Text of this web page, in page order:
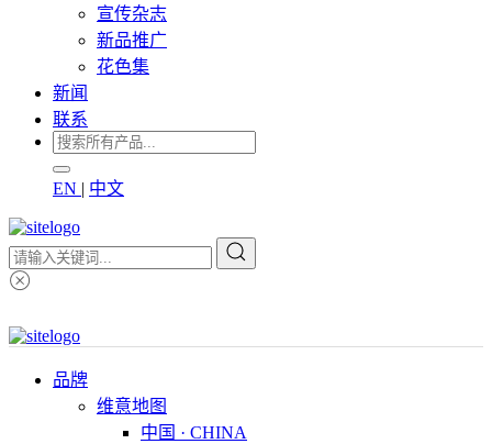
宣传杂志
新品推广
花色集
新闻
联系
EN | 中文
品牌
维意地图
中国 · CHINA